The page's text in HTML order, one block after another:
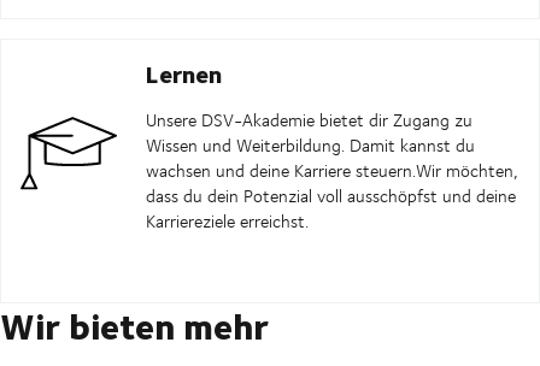
Lernen
Unsere DSV-Akademie bietet dir Zugang zu
Wissen und Weiterbildung. Damit kannst du
wachsen und deine Karriere steuern.Wir möchten,
dass du dein Potenzial voll ausschöpfst und deine
Karriereziele erreichst.
Wir bieten mehr